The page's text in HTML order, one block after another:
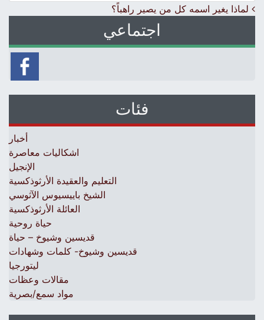
Post navigation
لماذا يغير اسمه كل من يصير راهباً؟
اجتماعي
فئات
أخبار
اشكاليات معاصرة
الإنجيل
التعليم والعقيدة الأرثوذكسية
الشيخ باييسيوس الآثوسي
العائلة الأرثوذكسية
حياة روحية
قديسين وشيوخ – حياة
قديسين وشيوخ- كلمات وشهادات
ليتورجيا
مقالات وعظات
مواد سمع/بصرية